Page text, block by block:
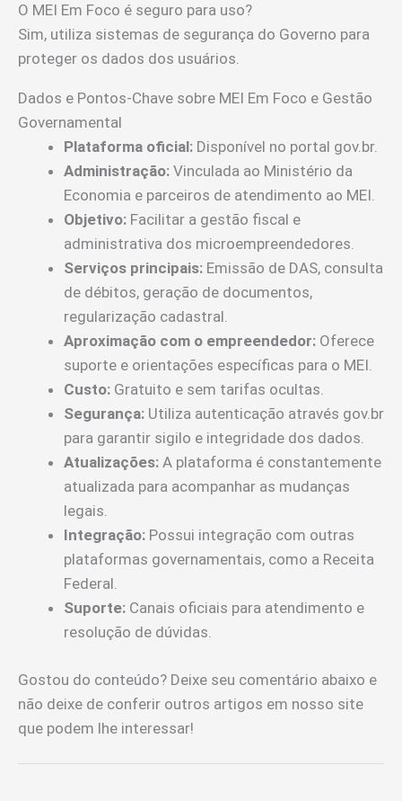
O MEI Em Foco é seguro para uso?
Sim, utiliza sistemas de segurança do Governo para
proteger os dados dos usuários.
Dados e Pontos-Chave sobre MEI Em Foco e Gestão
Governamental
Plataforma oficial: Disponível no portal gov.br.
Administração: Vinculada ao Ministério da
Economia e parceiros de atendimento ao MEI.
Objetivo: Facilitar a gestão fiscal e
administrativa dos microempreendedores.
Serviços principais: Emissão de DAS, consulta
de débitos, geração de documentos,
regularização cadastral.
Aproximação com o empreendedor: Oferece
suporte e orientações específicas para o MEI.
Custo: Gratuito e sem tarifas ocultas.
Segurança: Utiliza autenticação através gov.br
para garantir sigilo e integridade dos dados.
Atualizações: A plataforma é constantemente
atualizada para acompanhar as mudanças
legais.
Integração: Possui integração com outras
plataformas governamentais, como a Receita
Federal.
Suporte: Canais oficiais para atendimento e
resolução de dúvidas.
Gostou do conteúdo? Deixe seu comentário abaixo e
não deixe de conferir outros artigos em nosso site
que podem lhe interessar!